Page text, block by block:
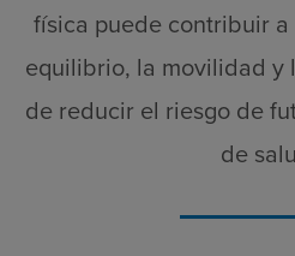
física puede contribuir
equilibrio, la movilidad y
de reducir el riesgo de
de